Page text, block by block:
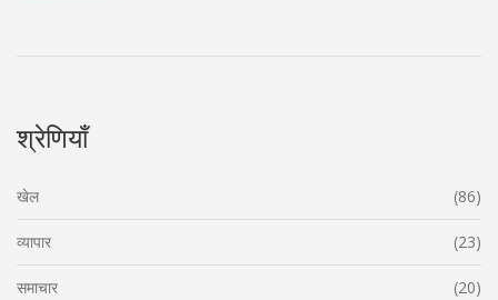
श्रेणियाँ
खेल (86)
व्यापार (23)
समाचार (20)